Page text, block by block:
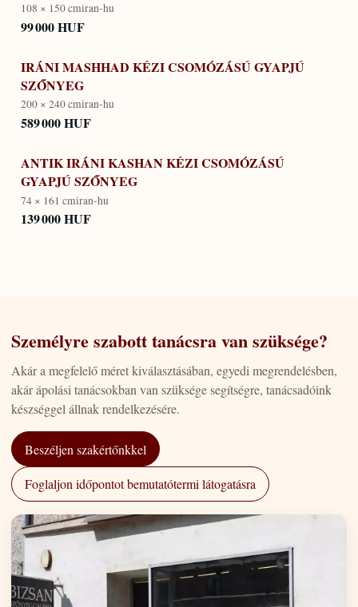
108 × 150 cmiran-hu
99 000 HUF
IRÁNI MASHHAD KÉZI CSOMÓZÁSÚ GYAPJÚ
SZŐNYEG
200 × 240 cmiran-hu
589 000 HUF
ANTIK IRÁNI KASHAN KÉZI CSOMÓZÁSÚ
GYAPJÚ SZŐNYEG
74 × 161 cmiran-hu
139 000 HUF
Személyre szabott tanácsra van szüksége?
Akár a megfelelő méret kiválasztásában, egyedi megrendelésben,
akár ápolási tanácsokban van szüksége segítségre, tanácsadóink
készséggel állnak rendelkezésére.
Beszéljen szakértőnkkel
Foglaljon időpontot bemutatótermi látogatásra